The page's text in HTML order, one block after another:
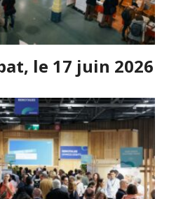
le 17 juin 2026